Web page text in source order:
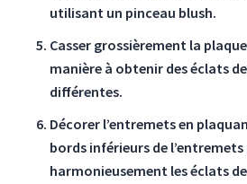
utilisant un pinceau blush.
Casser grossièrement la
manière à obtenir des éclats
différentes.
Décorer l’entremets en
bords inférieurs de
harmonieusement les éclats